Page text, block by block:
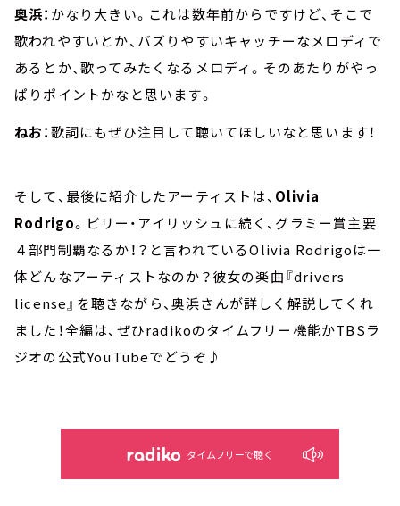
奥浜： かなり大きい。これは数年前からですけど、そこで
歌われやすいとか、バズりやすいキャッチーなメロディで
あるとか、歌ってみたくなるメロディ。そのあたりがやっ
ぱりポイントかなと思います。
ねお：歌詞にもぜひ注目して聴いてほしいなと思います！
そして、最後に紹介したアーティストは、 Olivia
Rodrigo。ビリー・アイリッシュに続く、グラミー賞主要
４部門制覇なるか！？と言われているOlivia Rodrigoは一
体どんなアーティストなのか？彼女の楽曲『drivers
license』を聴きながら、奥浜さんが詳しく解説してくれ
ました！全編は、ぜひradikoのタイムフリー機能かTBSラ
ジオの公式YouTubeでどうぞ♪
タイムフリーで聴く